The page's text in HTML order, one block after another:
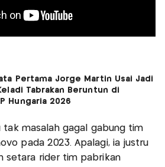
Pertama Jorge Martin Usai Jadi
Tabrakan Beruntun di
Hungaria 2026
tak masalah gagal gabung tim
pada 2023. Apalagi, ia justru
setara rider tim pabrikan